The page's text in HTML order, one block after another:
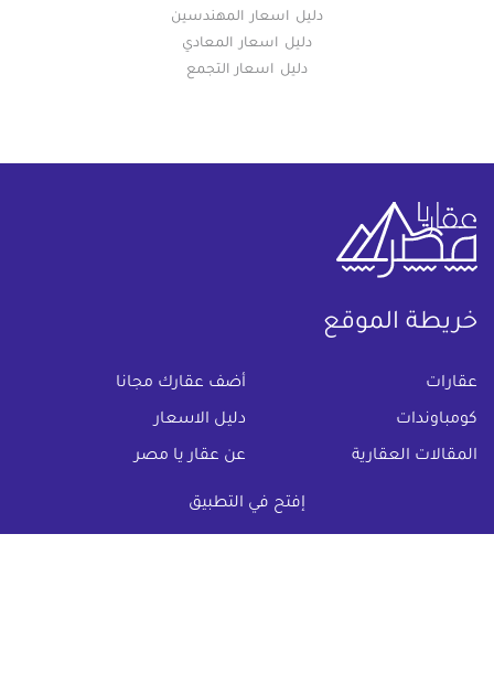
إفتح في التطبيق
دليل اسعار المهندسين
دليل اسعار المعادي
دليل اسعار التجمع
خريطة الموقع
عقارات أضف عقارك مجانا
كومباوندات دليل الاسعار
المقالات العقارية عن عقار يا مصر
تواصل معنا